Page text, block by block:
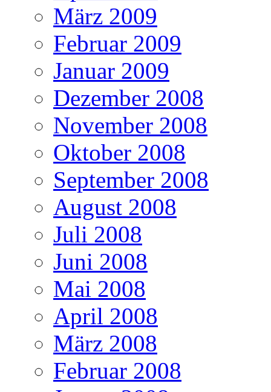
März 2009
Februar 2009
Januar 2009
Dezember 2008
November 2008
Oktober 2008
September 2008
August 2008
Juli 2008
Juni 2008
Mai 2008
April 2008
März 2008
Februar 2008